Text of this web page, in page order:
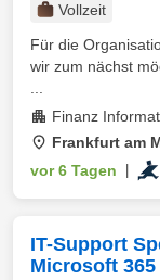
Vollzeit
Für die
wir zum nächst
Finanz
Frankfurt am
vor 6 Tagen
IT-Support
Microsoft 365